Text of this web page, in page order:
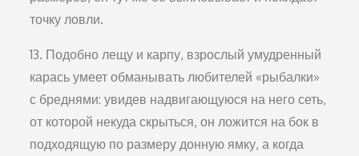
точку ловли.
13. Подобно лещу и карпу, взрослый умудренный
карась умеет обманывать любителей «рыбалки»
с бреднями: увидев надвигающуюся на него сеть,
от которой некуда скрыться, он ложится на бок в
подходящую по размеру донную ямку, а когда